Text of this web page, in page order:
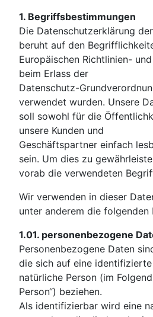
1. Begriffsbestimmungen
Die Datenschutzerklärung
beruht auf den
Europäischen Richtlinien-
beim Erlass der
Datenschutz-
verwendet wurden. Unsere
soll sowohl für die
unsere Kunden und
Geschäftspartner einfach
sein. Um dies zu
vorab die verwendeten
Wir verwenden in dieser
unter anderem die folgenden
1.01. personenbezogene
Personenbezogene Daten
die sich auf eine
natürliche Person (im
Person“) beziehen.
Als identifizierbar wird eine